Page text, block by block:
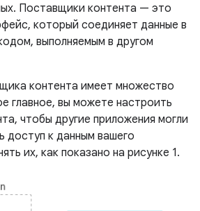
Поставщики контента — это
который соединяет данные в
выполняемым в другом
контента имеет множество
главное, вы можете настроить
чтобы другие приложения могли
доступ к данным вашего
их, как показано на рисунке 1.